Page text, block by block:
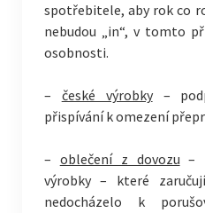
spotřebitele, aby rok co
nebudou „in“, v tomto
osobnosti.
– české výrobky–
přispívání k omezení
– oblečení z dovozu –
výrobky – které
nedocházelo k